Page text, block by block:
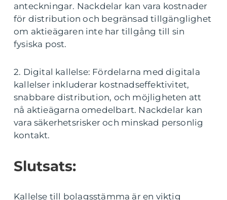
anteckningar. Nackdelar kan vara kostnader
för distribution och begränsad tillgänglighet
om aktieägaren inte har tillgång till sin
fysiska post.
2. Digital kallelse: Fördelarna med digitala
kallelser inkluderar kostnadseffektivitet,
snabbare distribution, och möjligheten att
nå aktieägarna omedelbart. Nackdelar kan
vara säkerhetsrisker och minskad personlig
kontakt.
Slutsats:
Kallelse till bolagsstämma är en viktig